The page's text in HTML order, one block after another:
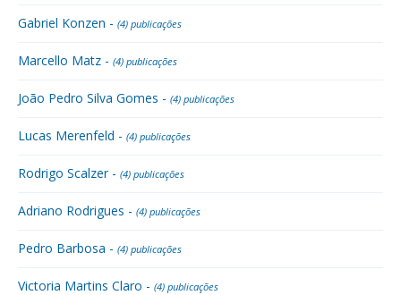
Gabriel Konzen - (4) publicações
Marcello Matz - (4) publicações
João Pedro Silva Gomes - (4) publicações
Lucas Merenfeld - (4) publicações
Rodrigo Scalzer - (4) publicações
Adriano Rodrigues - (4) publicações
Pedro Barbosa - (4) publicações
Victoria Martins Claro - (4) publicações